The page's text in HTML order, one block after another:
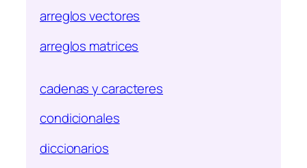
arreglos vectores
arreglos matrices
cadenas y caracteres
condicionales
diccionarios